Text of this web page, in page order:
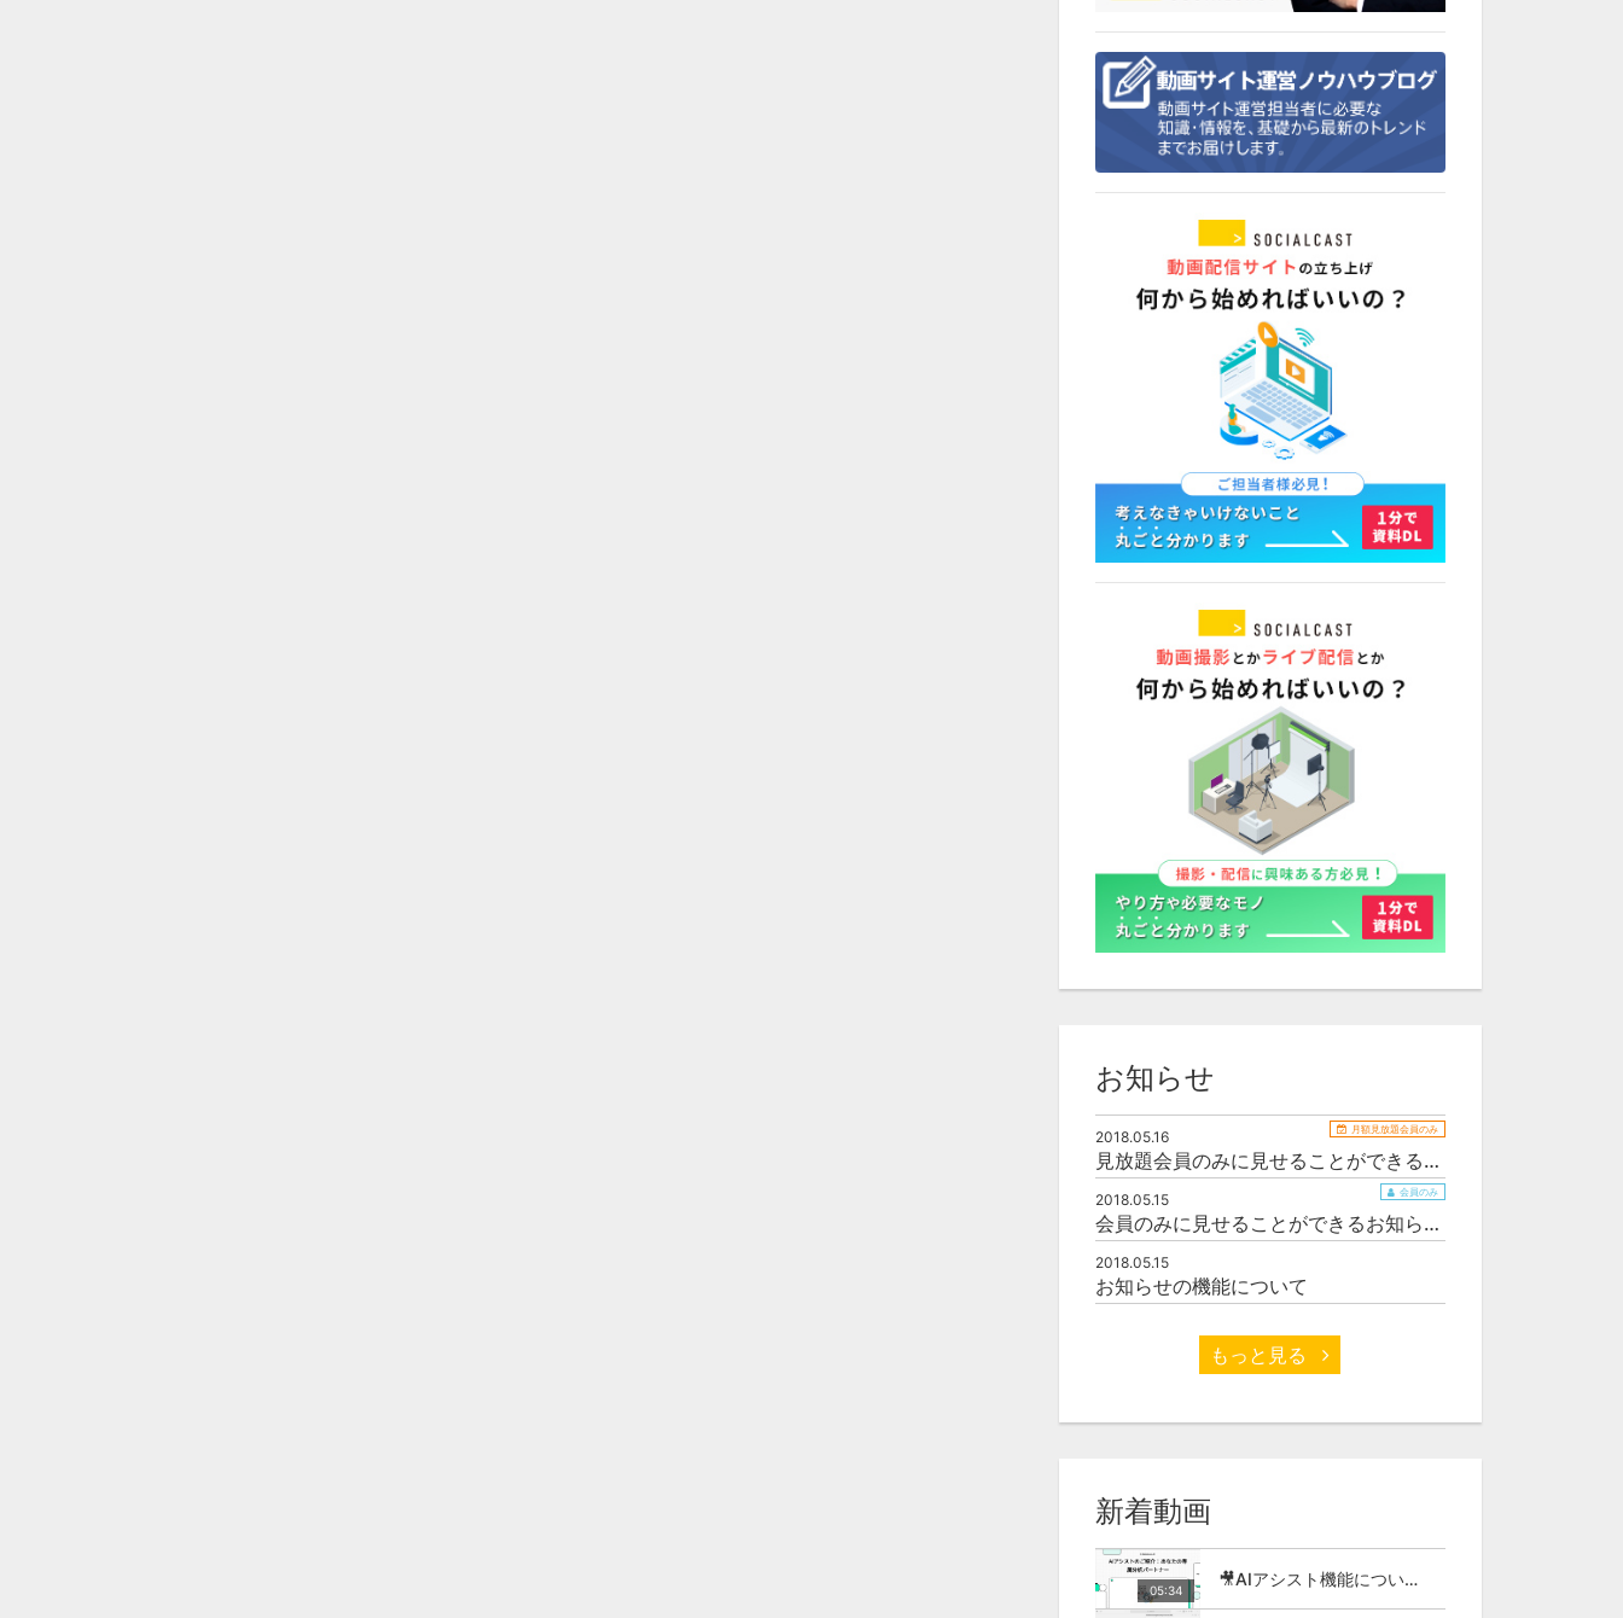
お知らせ
2018.05.16 月額見放題会員のみ
見放題会員のみに見せることができるお知らせサンプル
2018.05.15 会員のみ
会員のみに見せることができるお知らせサンプル
2018.05.15
お知らせの機能について
もっと見る
新着動画
05:34
🎥AIアシスト機能について（ソーシャルキャスト・オウルキャスト）